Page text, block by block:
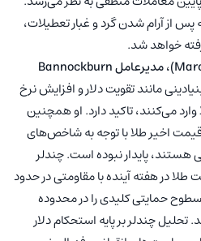
از آرام شدن گرد و غبار تعطیلات،
خواهد شد.
، مدیرعامل Bannockburn
مانند تقویت دلار و افزایش نرخ
وارد می‌کنند، تاکید دارد. او همچنین
اخیر طلا با توجه به شاخص‌های
هستند، پایدار نبوده است. چندلر
در هفته آینده با مقاومتی در حدود
و سطوح حمایتی کلیدی را در محدوده
می‌بیند. تحلیل چندلر بر پایه استحکام دلار